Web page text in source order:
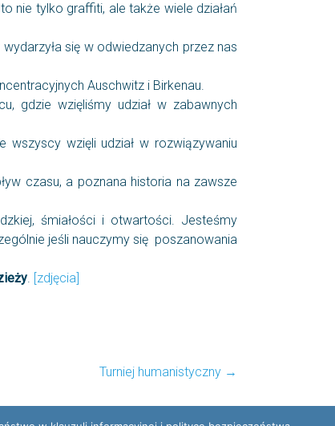
nie tylko graffiti, ale także wiele działań
się w odwiedzanych przez nas
Auschwitz i Birkenau.
gdzie wzięliśmy udział w zabawnych
wzięli udział w rozwiązywaniu
czasu, a poznana historia na zawsze
śmiałości i otwartości. Jesteśmy
jeśli nauczymy się poszanowania
. [zdjęcia]
Turniej humanistyczny →